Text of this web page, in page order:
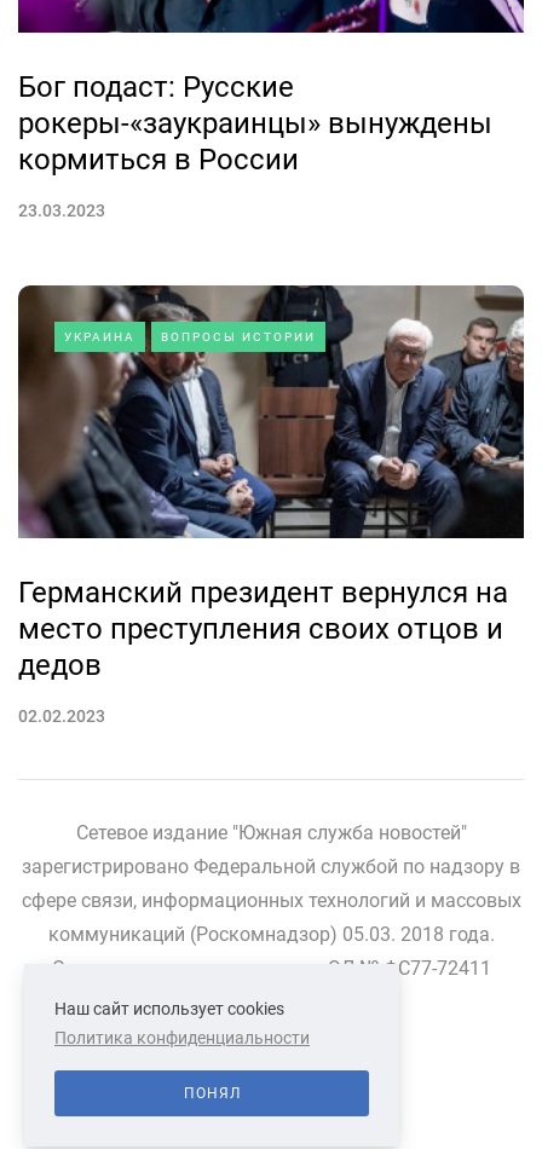
Бог подаст: Русские
рокеры-«заукраинцы» вынуждены
кормиться в России
23.03.2023
УКРАИНА ВОПРОСЫ ИСТОРИИ
Германский президент вернулся на
место преступления своих отцов и
дедов
02.02.2023
Сетевое издание "Южная служба новостей"
зарегистрировано Федеральной службой по надзору в
сфере связи, информационных технологий и массовых
коммуникаций (Роскомнадзор) 05.03. 2018 года.
Свидетельство о регистрации ЭЛ № ФС77-72411
СВЯЗАТЬСЯ С НАМИ
Наш сайт использует cookies
Политика конфиденциальности
ПОНЯЛ